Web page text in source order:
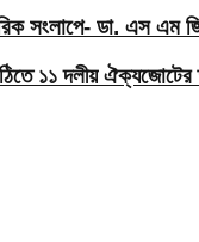
সংলাপে- ডা. এস এম
১১ দলীয় ঐক্যজোটের